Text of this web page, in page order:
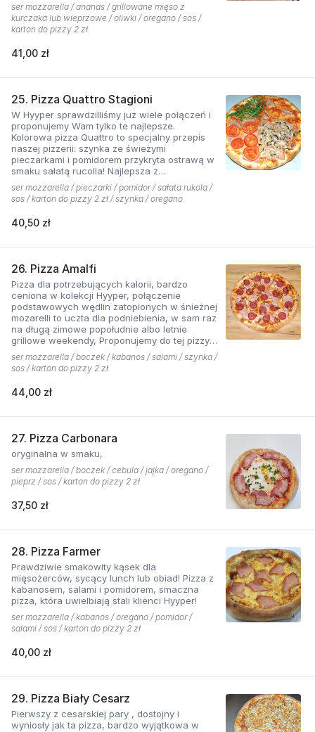
ser mozzarella / ananas / grillowane mięso z
kurczaka lub wieprzowe / oliwki / oregano / sos /
karton do pizzy 2 zł
41,00 zł
25. Pizza Quattro Stagioni
W Hyyper sprawdzilliśmy już wiele połączeń i
proponujemy Wam tylko te najlepsze.
Kolorowa pizza Quattro to specjalny przepis
naszej pizzerii: szynka ze świeżymi
pieczarkami i pomidorem przykryta ostrawą w
smaku sałatą rucolla! Najlepsza z
czosnkowym sosem według naszej receptury
ser mozzarella / pieczarki / pomidor / sałata rukola /
sos / karton do pizzy 2 zł / szynka / oregano
40,50 zł
26. Pizza Amalfi
Pizza dla potrzebujących kalorii, bardzo
ceniona w kolekcji Hyyper, połączenie
podstawowych wędlin zatopionych w śnieżnej
mozarelli to uczta dla podniebienia, w sam raz
na długą zimowe popołudnie albo letnie
grillowe weekendy, Proponujemy do tej pizzy
sos pomidorowy pikantny z dodatkiem cebuli.
ser mozzarella / boczek / kabanos / salami / szynka /
sos / karton do pizzy 2 zł
44,00 zł
27. Pizza Carbonara
oryginalna w smaku,
ser mozzarella / boczek / cebula / jajka / oregano /
pieprz / sos / karton do pizzy 2 zł
37,50 zł
28. Pizza Farmer
Prawdziwie smakowity kąsek dla
mięsożerców, sycący lunch lub obiad! Pizza z
kabanosem, salami i pomidorem, smaczna
pizza, która uwielbiają stali klienci Hyyper!
ser mozzarella / kabanos / oregano / pomidor /
salami / sos / karton do pizzy 2 zł
40,00 zł
29. Pizza Biały Cesarz
Pierwszy z cesarskiej pary , dostojny i
wyniosły jak ta pizza, bardzo wyjątkowa w